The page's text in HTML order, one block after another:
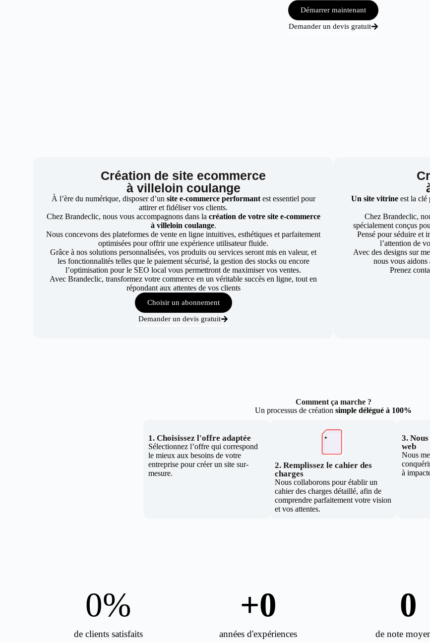
Démarrer maintenant
Demander un devis gratuit
Création de site ecommerce
à villeloin coulange
À l’ère du numérique, disposer d’un site e-commerce performant est essentiel pour
attirer et fidéliser vos clients.
Chez Brandeclic, nous vous accompagnons dans la création de votre site e-commerce
à villeloin coulange.
Nous concevons des plateformes de vente en ligne intuitives, esthétiques et parfaitement
optimisées pour offrir une expérience utilisateur fluide.
Grâce à nos solutions personnalisées, vos produits ou services seront mis en valeur, et
les fonctionnalités telles que le paiement sécurisé, la gestion des stocks ou encore
l’optimisation pour le SEO local vous permettront de maximiser vos ventes.
Avec Brandeclic, transformez votre commerce en un véritable succès en ligne, tout en
répondant aux attentes de vos clients
Choisir un abonnement
Demander un devis gratuit
Un site vitrine est la clé
Chez Brandeclic,
spécialement conçus
Pensé pour séduire et
l’attention de
Avec des designs sur
nous vous aidons
Prenez
Comment ça marche ?
Un processus de création simple délégué à 100%
1. Choisissez l'offre adaptée
Sélectionnez l’offre qui correspond
le mieux aux besoins de votre
entreprise pour créer un site sur-
mesure.
2. Remplissez le cahier des
charges
Nous collaborons pour établir un
cahier des charges détaillé, afin de
comprendre parfaitement votre vision
et vos attentes.
3.
web
Nous
à
de clients satisfaits
0%
années d'expériences
+0
de note
0